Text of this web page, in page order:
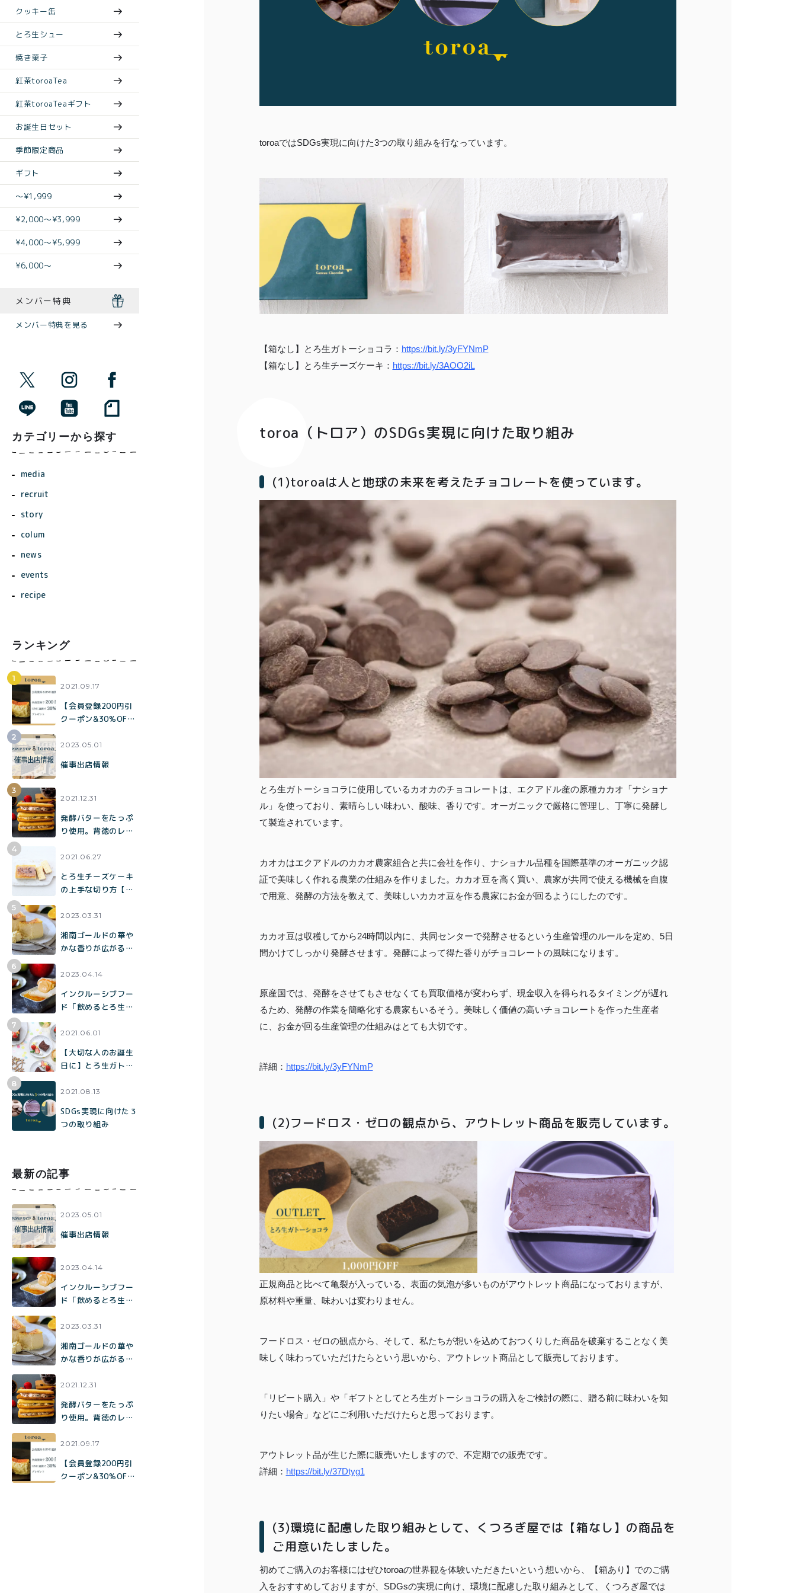
商品一覧
とろ生ガ
コラ
とろ生 ま
お得セッ
紅茶
toroaTea
焼き菓子
メルマガ
定
アウトレ
¥3,999
商品
特集記事
読みもの
会社概要
ご利用ガ
イド
MEMBER LOGIN
株式会社フードクリエイティブファクトリー
〒599-8237
10:00〜17:00（平日）
toroaではSDGs実現に向けた3つの取り組みを行なっています。
【箱なし】とろ生ガトーショコラ： https://bit.ly/3yFYNmP
【箱なし】とろ生チーズケーキ： https://bit.ly/3AOO2iL
toroa（トロア）のSDGs実現に向けた取り組み
(1)toroaは人と地球の未来を考えたチョコレートを使っています。
とろ生ガトーショコラに使用しているカオカのチョコレートは、エクアドル産の原種カカオ「ナショナ
ル」を使っており、素晴らしい味わい、酸味、香りです。オーガニックで厳格に管理し、丁寧に発酵し
て製造されています。
カオカはエクアドルのカカオ農家組合と共に会社を作り、ナショナル品種を国際基準のオーガニック認
証で美味しく作れる農業の仕組みを作りました。カカオ豆を高く買い、農家が共同で使える機械を自腹
で用意、発酵の方法を教えて、美味しいカカオ豆を作る農家にお金が回るようにしたのです。
カカオ豆は収穫してから24時間以内に、共同センターで発酵させるという生産管理のルールを定め、5日
間かけてしっかり発酵させます。発酵によって得た香りがチョコレートの風味になります。
原産国では、発酵をさせてもさせなくても買取価格が変わらず、現金収入を得られるタイミングが遅れ
るため、発酵の作業を簡略化する農家もいるそう。美味しく価値の高いチョコレートを作った生産者
に、お金が回る生産管理の仕組みはとても大切です。
詳細： https://bit.ly/3yFYNmP
(2)フードロス・ゼロの観点から、アウトレット商品を販売しています。
正規商品と比べて亀裂が入っている、表面の気泡が多いものがアウトレット商品になっておりますが、
原材料や重量、味わいは変わりません。
フードロス・ゼロの観点から、そして、私たちが想いを込めておつくりした商品を破棄することなく美
味しく味わっていただけたらという思いから、アウトレット商品として販売しております。
「リピート購入」や「ギフトとしてとろ生ガトーショコラの購入をご検討の際に、贈る前に味わいを知
りたい場合」などにご利用いただけたらと思っております。
アウトレット品が生じた際に販売いたしますので、不定期での販売です。
詳細： https://bit.ly/37Dtyg1
(3)環境に配慮した取り組みとして、くつろぎ屋では【箱なし】の商品を
ご用意いたしました。
初めてご購入のお客様にはぜひtoroaの世界観を体験いただきたいという想いから、【箱あり】でのご購
入をおすすめしておりますが、SDGsの実現に向け、環境に配慮した取り組みとして、くつろぎ屋では
クッキー缶
とろ生シュー
焼き菓子
紅茶toroaTea
紅茶toroaTeaギフト
お誕生日セット
季節限定商品
ギフト
〜¥1,999
¥2,000〜¥3,999
¥4,000〜¥5,999
¥6,000〜
メンバー特典
メンバー特典を見る
カテゴリーから探す
media
recruit
story
colum
news
events
recipe
ランキング
2021.09.17
【会員登録200円引
クーポン&30%OFF
LINE連携で大変お
メンバー特典につい
2023.05.01
催事出店情報
2021.12.31
発酵バターをたっぷ
り使用。背徳のレー
「トロバタ」
2021.06.27
とろ生チーズケーキ
の上手な切り方【冷
2023.03.31
湘南ゴールドの華や
かな香りが広がる、
キ【ジューシー湘南
復活！
2023.04.14
インクルーシブフー
ド「飲めるとろ生焦
プルチーズケーキ」
2021.06.01
【大切な人のお誕生
日に】とろ生ガトー
ーズケーキを贈りま
2021.08.13
SDGs実現に向けた３
つの取り組み
最新の記事
2023.05.01
催事出店情報
2023.04.14
インクルーシブフー
ド「飲めるとろ生焦
プルチーズケーキ」
2023.03.31
湘南ゴールドの華や
かな香りが広がる、
キ【ジューシー湘南
復活！
2021.12.31
発酵バターをたっぷ
り使用。背徳のレー
「トロバタ」
2021.09.17
【会員登録200円引
クーポン&30%OFF